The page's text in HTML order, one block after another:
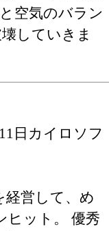
空気のバラン
していきま
日カイロソフ
経営して、め
ヒット。 優秀